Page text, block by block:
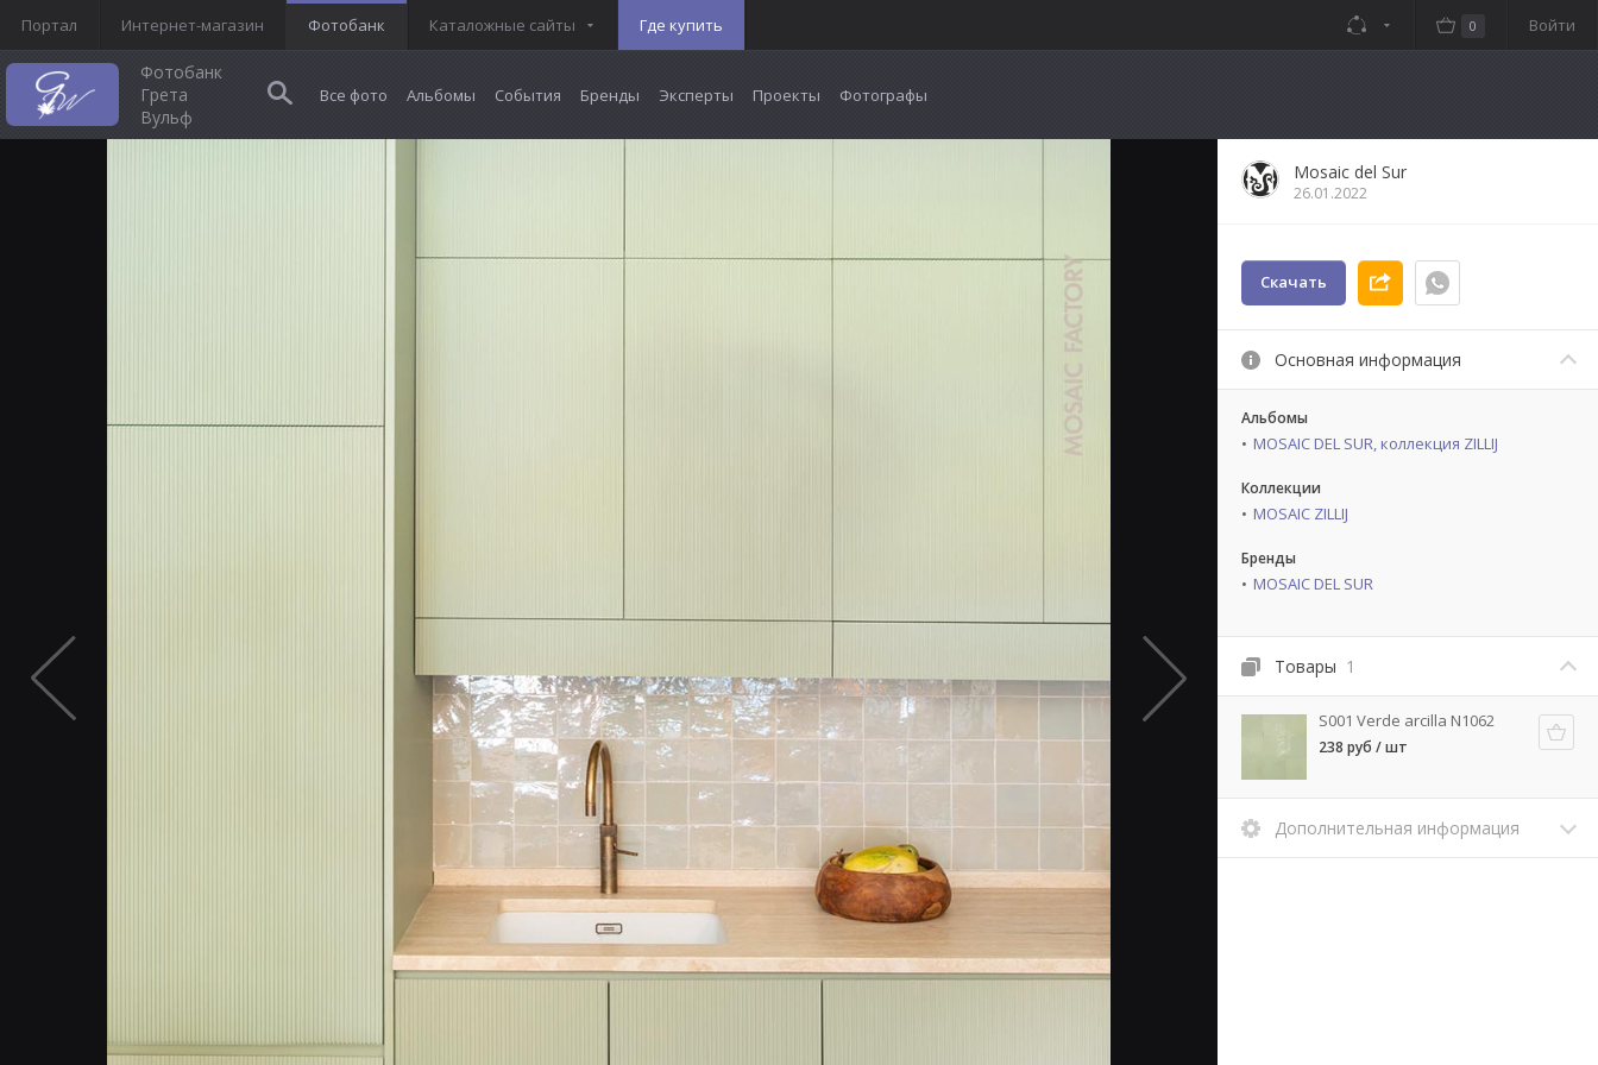
Портал Интернет-магазин Фотобанк Каталожные сайты Где купить Войти
0
Фотобанк
Грета
Вульф
Все фото Альбомы События Бренды Эксперты Проекты Фотографы
Mosaic del Sur
26.01.2022
Скачать
Основная информация
Альбомы
MOSAIC DEL SUR, коллекция ZILLIJ
Коллекции
MOSAIC ZILLIJ
Бренды
MOSAIC DEL SUR
Товары 1
S001 Verde arcilla N1062
238 руб / шт
Дополнительная информация